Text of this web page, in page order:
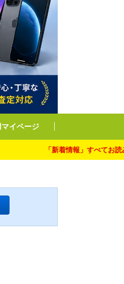
イページ
「新着情報」すべてお読み下さい